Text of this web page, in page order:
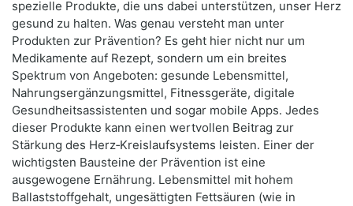
spezielle Produkte, die uns dabei unterstützen, unser Herz
gesund zu halten. Was genau versteht man unter
Produkten zur Prävention? Es geht hier nicht nur um
Medikamente auf Rezept, sondern um ein breites
Spektrum von Angeboten: gesunde Lebensmittel,
Nahrungsergänzungsmittel, Fitnessgeräte, digitale
Gesundheitsassistenten und sogar mobile Apps. Jedes
dieser Produkte kann einen wertvollen Beitrag zur
Stärkung des Herz‑Kreislaufsystems leisten. Einer der
wichtigsten Bausteine der Prävention ist eine
ausgewogene Ernährung. Lebensmittel mit hohem
Ballaststoffgehalt, ungesättigten Fettsäuren (wie in